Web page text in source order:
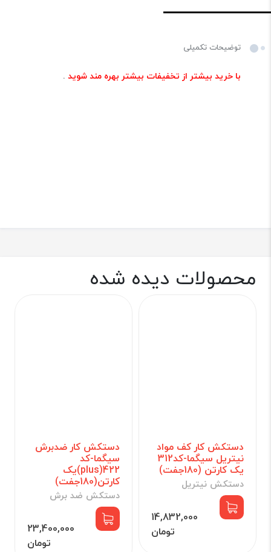
توضیحات تکمیلی
با خرید بیشتر از تخفیفات بیشتر بهره مند شوید .
محصولات دیده شده
دستکش کار کف مواد
نیتریل سیگما-کد312
یک کارتن (180جفت)
دستکش نیتریل
14,832,000
تومان
دستکش کار ضدبرش
سیگما-کد
422(plus)یک
کارتن(180جفت)
دستکش ضد برش
23,400,000
تومان